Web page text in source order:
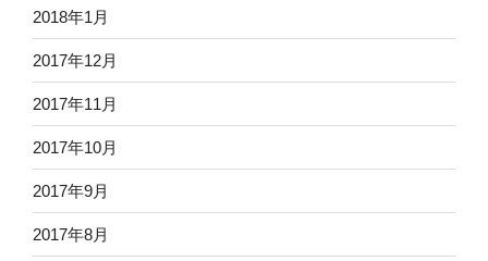
2018年1月
2017年12月
2017年11月
2017年10月
2017年9月
2017年8月